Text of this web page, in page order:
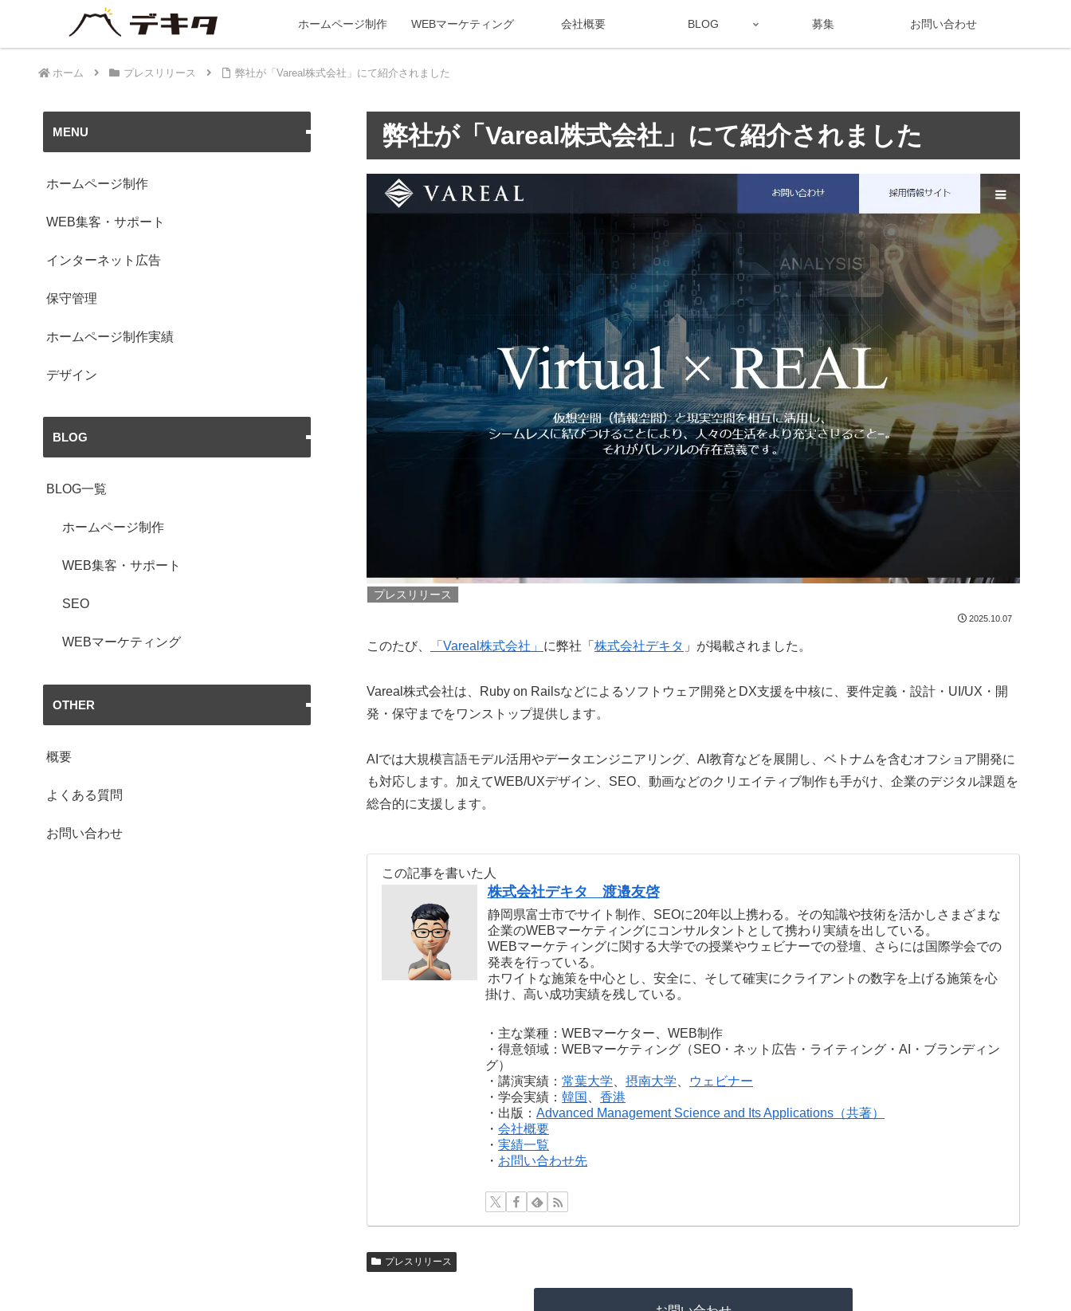
ホームページ制作 WEBマーケティング 会社概要 BLOG 募集 お問い合わせ
ホーム プレスリリース 弊社が「Vareal株式会社」にて紹介されました
弊社が「Vareal株式会社」にて紹介されました
プレスリリース
2025.10.07
このたび、 「Vareal株式会社」 に弊社「 株式会社デキタ 」が掲載されました。
Vareal株式会社は、Ruby on Railsなどによるソフトウェア開発とDX支援を中核に、要件定義・設計・UI/UX・開
発・保守までをワンストップ提供します。
AIでは大規模言語モデル活用やデータエンジニアリング、AI教育などを展開し、ベトナムを含むオフショア開発に
も対応します。加えてWEB/UXデザイン、SEO、動画などのクリエイティブ制作も手がけ、企業のデジタル課題を
総合的に支援します。
この記事を書いた人
株式会社デキタ 渡邉友啓
静岡県富士市でサイト制作、SEOに20年以上携わる。その知識や技術を活かしさまざまな
企業のWEBマーケティングにコンサルタントとして携わり実績を出している。
WEBマーケティングに関する大学での授業やウェビナーでの登壇、さらには国際学会での
発表を行っている。
ホワイトな施策を中心とし、安全に、そして確実にクライアントの数字を上げる施策を心
掛け、高い成功実績を残している。
・主な業種：WEBマーケター、WEB制作
・得意領域：WEBマーケティング（SEO・ネット広告・ライティング・AI・ブランディン
グ）
・講演実績：常葉大学 、摂南大学
ウェビナー
・学会実績：韓国 、香港
・出版：Advanced Management Science and Its Applications（共著）
・会社概要
・実績一覧
・ お問い合わせ先
プレスリリース
MENU
ホームページ制作
WEB集客・サポート
インターネット広告
保守管理
ホームページ制作実績
デザイン
BLOG
BLOG一覧
ホームページ制作
WEB集客・サポート
SEO
WEBマーケティング
OTHER
概要
よくある質問
お問い合わせ